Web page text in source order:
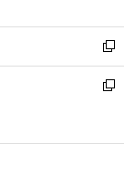
開
く
ウ
で
開
く
ン
ド
ウ
で
ウ
ィ
ン
ド
開
新
し
い
ン
新
ウ